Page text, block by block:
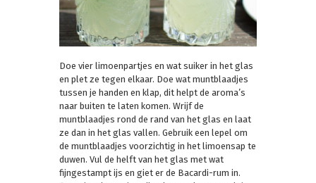
Doe vier limoenpartjes en wat suiker in het glas
en plet ze tegen elkaar. Doe wat muntblaadjes
tussen je handen en klap, dit helpt de aroma’s
naar buiten te laten komen. Wrijf de
muntblaadjes rond de rand van het glas en laat
ze dan in het glas vallen. Gebruik een lepel om
de muntblaadjes voorzichtig in het limoensap te
duwen. Vul de helft van het glas met wat
fijngestampt ijs en giet er de Bacardi-rum in.